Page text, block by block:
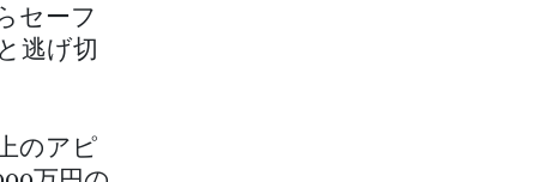
セーフ
逃げ切
のアピ